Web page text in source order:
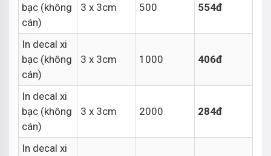
bạc (không
cán)
3 x 3cm 500 554đ
In decal xi
bạc (không
cán)
3 x 3cm 1000 406đ
In decal xi
bạc (không
cán)
3 x 3cm 2000 284đ
In decal xi